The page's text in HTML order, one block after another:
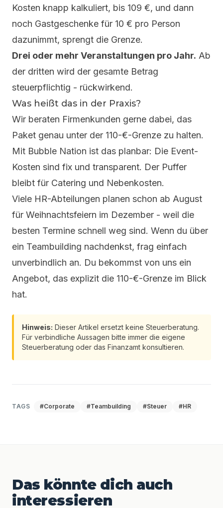
Kosten knapp kalkuliert, bis 109 €, und dann
noch Gastgeschenke für 10 € pro Person
dazunimmt, sprengt die Grenze.
Drei oder mehr Veranstaltungen pro Jahr. Ab
der dritten wird der gesamte Betrag
steuerpflichtig - rückwirkend.
Was heißt das in der Praxis?
Wir beraten Firmenkunden gerne dabei, das
Paket genau unter der 110-€-Grenze zu halten.
Mit Bubble Nation ist das planbar: Die Event-
Kosten sind fix und transparent. Der Puffer
bleibt für Catering und Nebenkosten.
Viele HR-Abteilungen planen schon ab August
für Weihnachtsfeiern im Dezember - weil die
besten Termine schnell weg sind. Wenn du über
ein Teambuilding nachdenkst, frag einfach
unverbindlich an. Du bekommst von uns ein
Angebot, das explizit die 110-€-Grenze im Blick
hat.
Hinweis: Dieser Artikel ersetzt keine Steuerberatung.
Für verbindliche Aussagen bitte immer die eigene
Steuerberatung oder das Finanzamt konsultieren.
TAGS #Corporate #Teambuilding #Steuer #HR
Das könnte dich auch
interessieren